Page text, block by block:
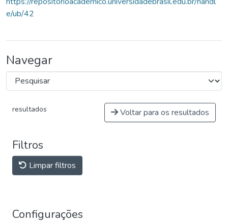
e/ub/42
Navegar
resultados Voltar para os resultados
Filtros
Limpar filtros
Configurações